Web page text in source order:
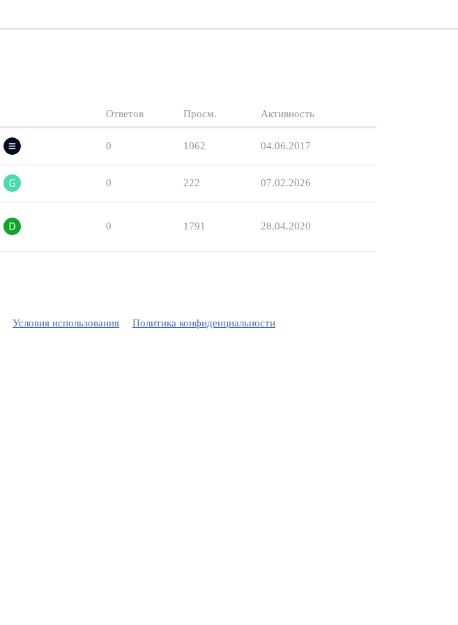
Ответов Просм. Активность
0 1062 04.06.2017
0 222 07.02.2026
0 1791 28.04.2020
Условия использования Политика конфиденциальности